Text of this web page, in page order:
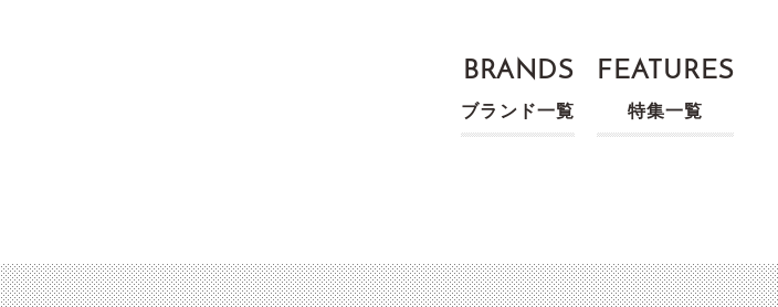
BRANDS
ブランド一覧
FEATURES
特集一覧